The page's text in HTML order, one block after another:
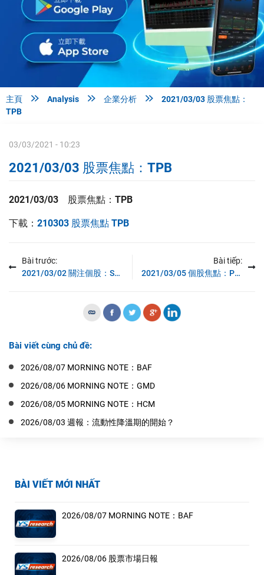
主頁  Analysis  企業分析 
2021/03/03 股票焦點：
TPB
BÀI VIẾT MỚI NHẤT
2026/08/07 MORNING NOTE：BAF
2026/08/06 股票市場日報
03/03/2021 - 10:23
2021/03/03 股票焦點：TPB
2021/03/03 股票焦點：TPB
下載： 210303 股票焦點 TPB
Bài trước:
2021/03/02 關注個股：SZC
Bài tiếp:
2021/03/05 個股焦點：PVM
Bài viết cùng chủ đề:
2026/08/07 MORNING NOTE：BAF
2026/08/06 MORNING NOTE：GMD
2026/08/05 MORNING NOTE：HCM
2026/08/03 週報：流動性降溫期的開始？